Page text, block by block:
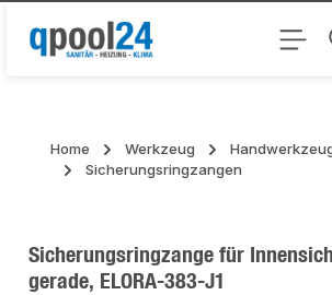
Zum Hauptinhalt springen
Home Werkzeug
Sicherungsringzangen
Sicherungsringzange für
gerade, ELORA-383-J1